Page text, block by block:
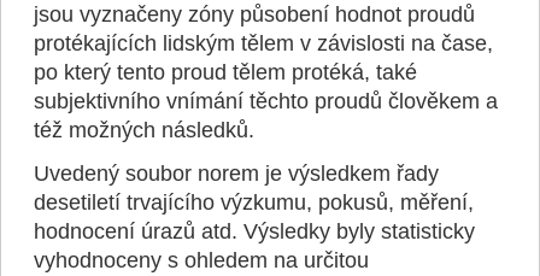
jsou vyznačeny zóny působení hodnot proudů
protékajících lidským tělem v závislosti na čase,
po který tento proud tělem protéká, také
subjektivního vnímání těchto proudů člověkem a
též možných následků.
Uvedený soubor norem je výsledkem řady
desetiletí trvajícího výzkumu, pokusů, měření,
hodnocení úrazů atd. Výsledky byly statisticky
vyhodnoceny s ohledem na určitou